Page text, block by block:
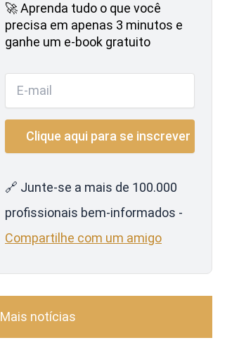
🚀 Aprenda tudo o que você
precisa em apenas 3 minutos e
ganhe um e-book gratuito
🔗 Junte-se a mais de 100.000
profissionais bem-informados -
Compartilhe com um amigo
Mais notícias